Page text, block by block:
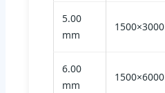
5.00
mm
1500×3000
6.00
mm
1500×6000